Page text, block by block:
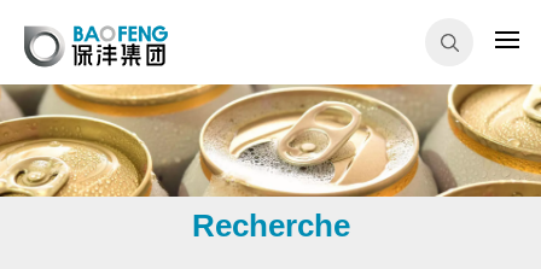
Recherche